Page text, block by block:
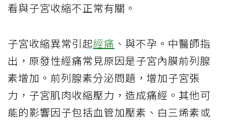
看與子宮收縮不正常有關。
子宮收縮異常引起經痛 、與不孕。中醫師指
出，原發性經痛常見原因是子宮內膜前列腺
素增加。前列腺素分泌問題，增加子宮張
力，子宮肌肉收縮壓力，造成痛經。其他可
能的影響因子包括血管加壓素、白三烯素或